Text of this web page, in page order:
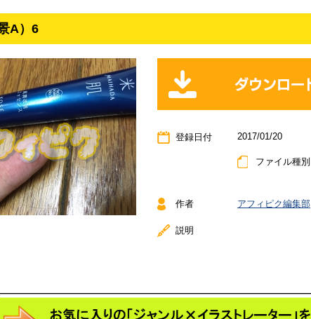
A）6
登録日付 2017/01/20
ファイル種別
作者 アフィピク編集部
説明